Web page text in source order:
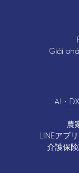
Giải
AI・
農
LINEアプ
介護保